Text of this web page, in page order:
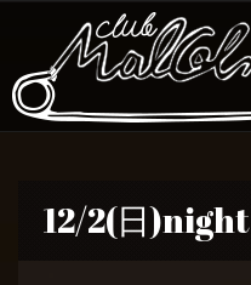
12/2(日)night